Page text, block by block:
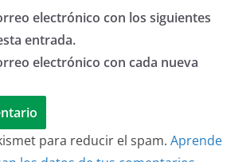
electrónico con los siguientes
entrada.
electrónico con cada nueva
para reducir el spam. Aprende